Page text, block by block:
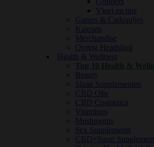
Vloei en tips
Games & Cadeautjes
Kaarsen
Merchandise
Overig Headshop
Health & Wellness
Top 10 Health &
Beauty
Slaap Supplementen
CBD Olie
CBD Cosmetica
Vitamines
Mushrooms
Sex Supplements
CBD+Sport